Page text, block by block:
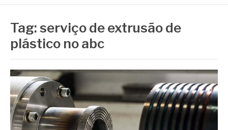
Tag:serviço de extrusão de
plástico no abc